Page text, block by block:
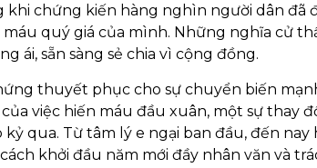
khi chứng kiến hàng nghìn người dân đã
quý giá của mình. Những nghĩa cử
ái, sẵn sàng sẻ chia vì cộng đồng.
thuyết phục cho sự chuyển biến
việc hiến máu đầu xuân, một sự thay
qua. Từ tâm lý e ngại ban đầu, đến
khởi đầu năm mới đầy nhân văn và